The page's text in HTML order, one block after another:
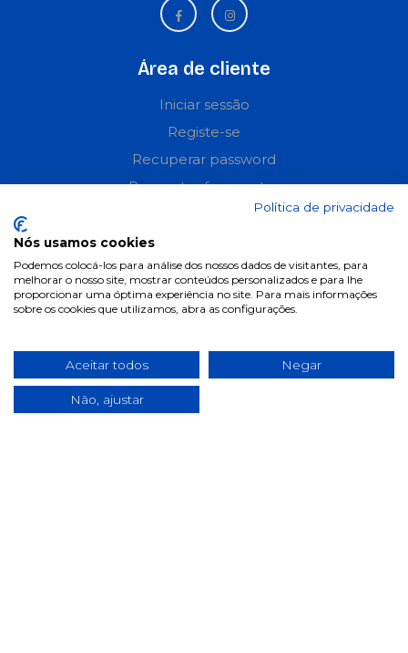
Área de cliente
Iniciar sessão
Registe-se
Recuperar password
Perguntas frequentes
Termos & Condições
Política de privacidade
Condições de campanhas
Últimas notícias & Blog
Política de privacidade
Nós usamos cookies
Podemos colocá-los para análise dos nossos dados de visitantes, para
melhorar o nosso site, mostrar conteúdos personalizados e para lhe
proporcionar uma óptima experiência no site. Para mais informações
sobre os cookies que utilizamos, abra as configurações.
Aceitar todos Negar
Não, ajustar